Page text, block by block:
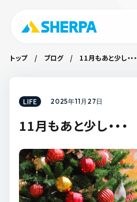
トップ ブログ 11月もあと少し・・・
LIFE 2025年11月27日
11月もあと少し・・・